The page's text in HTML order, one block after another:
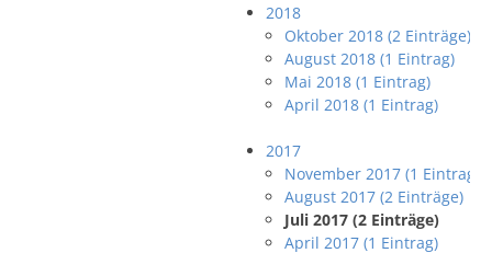
2018
Oktober 2018 (2 Einträge)
August 2018 (1 Eintrag)
Mai 2018 (1 Eintrag)
April 2018 (1 Eintrag)
2017
November 2017 (1 Eintrag)
August 2017 (2 Einträge)
Juli 2017 (2 Einträge)
April 2017 (1 Eintrag)